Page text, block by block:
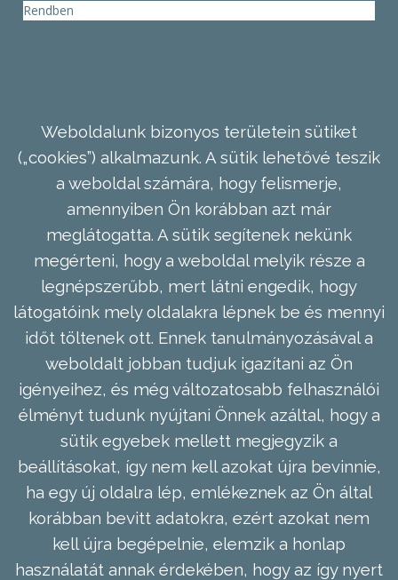
Rendben
Weboldalunk bizonyos területein sütiket
(„cookies”) alkalmazunk. A sütik lehetővé teszik
a weboldal számára, hogy felismerje,
amennyiben Ön korábban azt már
meglátogatta. A sütik segítenek nekünk
megérteni, hogy a weboldal melyik része a
legnépszerűbb, mert látni engedik, hogy
látogatóink mely oldalakra lépnek be és mennyi
időt töltenek ott. Ennek tanulmányozásával a
weboldalt jobban tudjuk igazítani az Ön
igényeihez, és még változatosabb felhasználói
élményt tudunk nyújtani Önnek azáltal, hogy a
sütik egyebek mellett megjegyzik a
beállításokat, így nem kell azokat újra bevinnie,
ha egy új oldalra lép, emlékeznek az Ön által
korábban bevitt adatokra, ezért azokat nem
kell újra begépelnie, elemzik a honlap
használatát annak érdekében, hogy az így nyert